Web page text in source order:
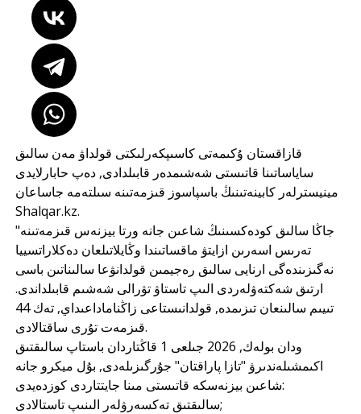
قازاقستان ۇكىمەتى كاسىپكەرلىكتى قولداۋ مەن سالىق
ساياساتىنا قاتىستى شەشىمدەر قابىلدادى, دەپ حابارلايدى
مينيسترلەر كابينەتىنىڭ باسپاسوز قىزمەتىنە سىلتەمە جاساعان
Shalqar.kz.
"جاڭا سالىق كودەكسىنىڭ شاعىن جانە ورتا بيزنەس قىزمەتىنە
تەرىس اسەرىن ازايتۋ ماقساتىندا وڭايلاتىلعان دەكلاراتسييا
نەگىزىندەگى ارنايى سالىق رەجيمىن قولدانۋعا سالىناتىن باسى
ارتىق شەكتەۋلەردى الىپ تاستاۋ تۋرالى شەشىم قابىلداندى.
تىيىم سالىنعان تىزىمدە, قولدانىستاعى زاڭناماداعىداي, تەك 44
قىزمەت تۇرى ساقتالادى.
ودان بولەك, 2026 جىلعى 1 قاڭتاردان باستاپ سالىقتىق
اكىمشىلەندىرۋ "تازا پاراقتان" جۇرگىزىلەدى, بۇل ميكرو جانە
شاعىن بيزنەسكە قاتىستى مىنا جايتتاردى كوزدەيدى:
سالىقتىق تەكسەرۋلەر الىنىپ تاستالادى;